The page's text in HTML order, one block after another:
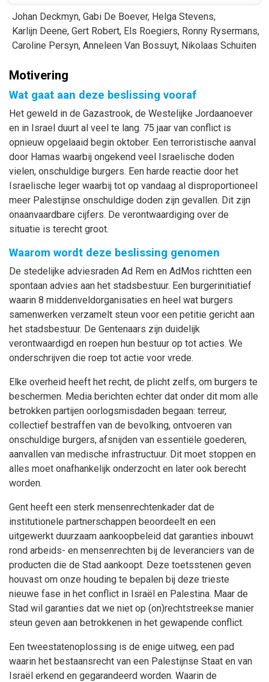
Johan Deckmyn, Gabi De Boever, Helga Stevens,
Karlijn Deene, Gert Robert, Els Roegiers, Ronny Rysermans,
Caroline Persyn, Anneleen Van Bossuyt, Nikolaas Schuiten
Motivering
Wat gaat aan deze beslissing vooraf
Het geweld in de Gazastrook, de Westelijke Jordaanoever
en in Israel duurt al veel te lang. 75 jaar van conflict is
opnieuw opgelaaid begin oktober. Een terroristische aanval
door Hamas waarbij ongekend veel Israelische doden
vielen, onschuldige burgers. Een harde reactie door het
Israelische leger waarbij tot op vandaag al disproportioneel
meer Palestijnse onschuldige doden zijn gevallen. Dit zijn
onaanvaardbare cijfers. De verontwaardiging over de
situatie is terecht groot.
Waarom wordt deze beslissing genomen
De stedelijke adviesraden Ad Rem en AdMos richtten een
spontaan advies aan het stadsbestuur. Een burgerinitiatief
waarin 8 middenveldorganisaties en heel wat burgers
samenwerken verzamelt steun voor een petitie gericht aan
het stadsbestuur. De Gentenaars zijn duidelijk
verontwaardigd en roepen hun bestuur op tot acties. We
onderschrijven die roep tot actie voor vrede.
Elke overheid heeft het recht, de plicht zelfs, om burgers te
beschermen. Media berichten echter dat onder dit mom alle
betrokken partijen oorlogsmisdaden begaan: terreur,
collectief bestraffen van de bevolking, ontvoeren van
onschuldige burgers, afsnijden van essentiële goederen,
aanvallen van medische infrastructuur. Dit moet stoppen en
alles moet onafhankelijk onderzocht en later ook berecht
worden.
Gent heeft een sterk mensenrechtenkader dat de
institutionele partnerschappen beoordeelt en een
uitgewerkt duurzaam aankoopbeleid dat garanties inbouwt
rond arbeids- en mensenrechten bij de leveranciers van de
producten die de Stad aankoopt. Deze toetsstenen geven
houvast om onze houding te bepalen bij deze trieste
nieuwe fase in het conflict in Israël en Palestina. Maar de
Stad wil garanties dat we niet op (on)rechtstreekse manier
steun geven aan betrokkenen in het gewapende conflict.
Een tweestatenoplossing is de enige uitweg, een pad
waarin het bestaansrecht van een Palestijnse Staat en van
Israël erkend en gegarandeerd worden. Waarin de